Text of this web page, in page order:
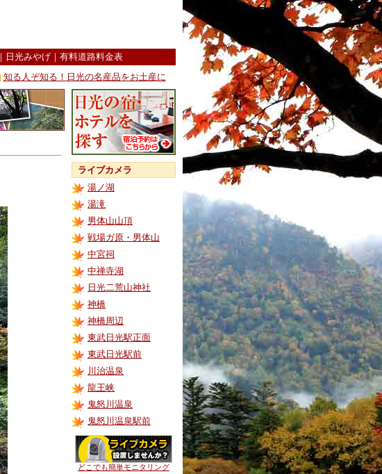
｜ 日光みやげ ｜ 有料道路料金表
知る人ぞ知る！日光の名産品をお土産に
ライブカメラ
湯ノ湖
湯滝
男体山山頂
戦場ガ原・男体山
中宮祠
中禅寺湖
日光二荒山神社
神橋
神橋周辺
東武日光駅正面
東武日光駅前
川治温泉
龍王峡
鬼怒川温泉
鬼怒川温泉駅前
どこでも簡単モニタリング